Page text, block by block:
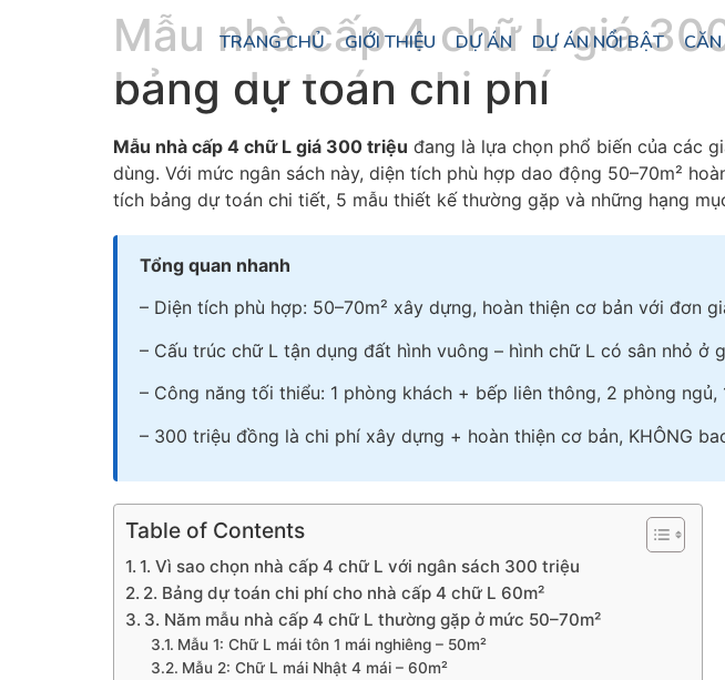
TRANG CHỦ GIỚI THIỆU DỰ ÁN DỰ ÁN NỔI BẬT
Mẫu nhà cấp 4 chữ L giá
bảng dự toán chi phí
Mẫu nhà cấp 4 chữ L giá 300 triệu đang là lựa chọn phổ biến của các
dùng. Với mức ngân sách này, diện tích phù hợp dao động 50–70m²
tích bảng dự toán chi tiết, 5 mẫu thiết kế thường gặp và những hạng
Tổng quan nhanh
– Diện tích phù hợp: 50–70m² xây dựng, hoàn thiện cơ bản với đơn
– Cấu trúc chữ L tận dụng đất hình vuông – hình chữ L có sân nhỏ ở
– Công năng tối thiểu: 1 phòng khách + bếp liên thông, 2 phòng
– 300 triệu đồng là chi phí xây dựng + hoàn thiện cơ bản, KHÔNG
Table of Contents
1. Vì sao chọn nhà cấp 4 chữ L với ngân sách 300 triệu
2. Bảng dự toán chi phí cho nhà cấp 4 chữ L 60m²
3. Năm mẫu nhà cấp 4 chữ L thường gặp ở mức 50–70m²
Mẫu 1: Chữ L mái tôn 1 mái nghiêng – 50m²
Mẫu 2: Chữ L mái Nhật 4 mái – 60m²